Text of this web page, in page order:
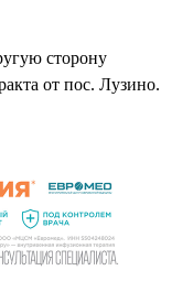
сторону
от пос. Лузино.